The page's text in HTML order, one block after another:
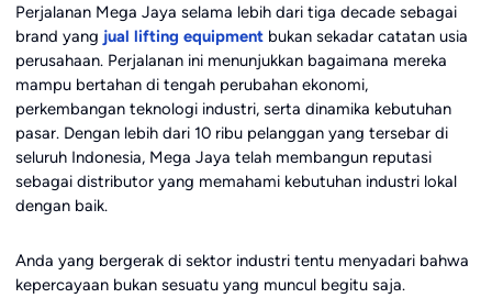
Perjalanan Mega Jaya selama lebih dari tiga decade sebagai
brand yang jual lifting equipmentbukan sekadar catatan usia
perusahaan. Perjalanan ini menunjukkan bagaimana mereka
mampu bertahan di tengah perubahan ekonomi,
perkembangan teknologi industri, serta dinamika kebutuhan
pasar. Dengan lebih dari 10 ribu pelanggan yang tersebar di
seluruh Indonesia, Mega Jaya telah membangun reputasi
sebagai distributor yang memahami kebutuhan industri lokal
dengan baik.
Anda yang bergerak di sektor industri tentu menyadari bahwa
kepercayaan bukan sesuatu yang muncul begitu saja.